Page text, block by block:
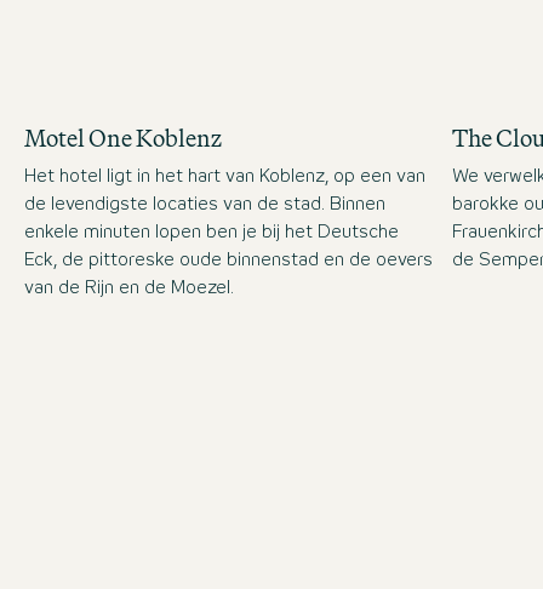
Motel One Koblenz
Het hotel ligt in het hart van Koblenz, op een van
de levendigste locaties van de stad. Binnen
enkele minuten lopen ben je bij het Deutsche
Eck, de pittoreske oude binnenstad en de oevers
van de Rijn en de Moezel.
The
We
barokke
de